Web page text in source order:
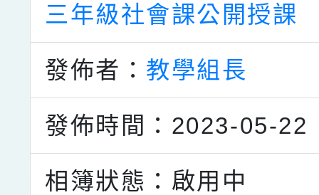
三年級社會課公開授課
發佈者： 教學組長
發佈時間：2023-05-22
相簿狀態：啟用中